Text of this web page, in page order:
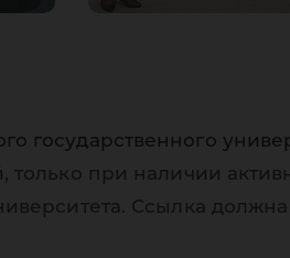
государственного
только при наличии
Ссылка